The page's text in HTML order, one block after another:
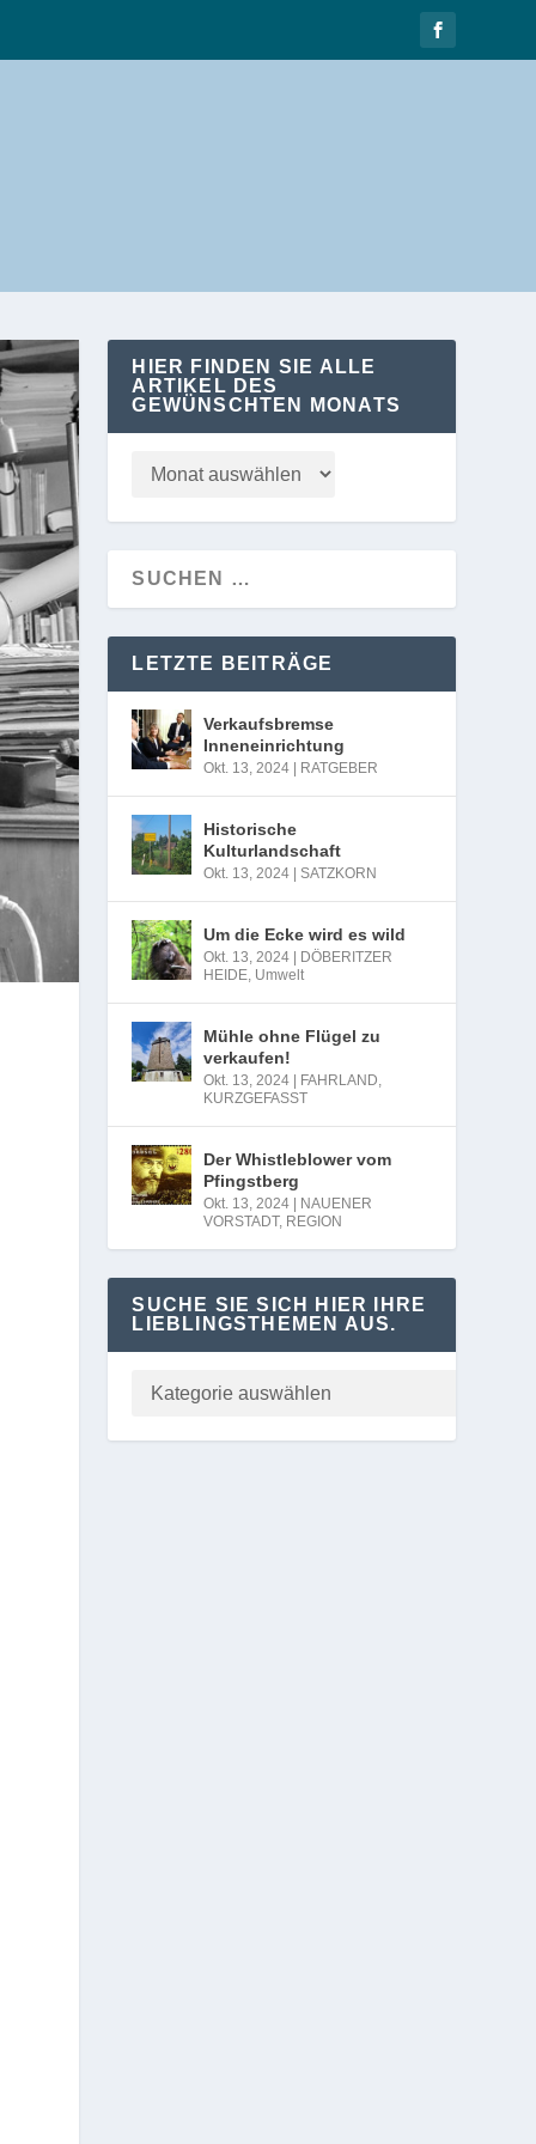
HIER FINDEN SIE ALLE
ARTIKEL DES
GEWÜNSCHTEN MONATS
LETZTE BEITRÄGE
Verkaufsbremse
Inneneinrichtung
Okt. 13, 2024 RATGEBER
Historische
Kulturlandschaft
Okt. 13, 2024 |SATZKORN
Um die Ecke wird es wild
Okt. 13, 2024
DÖBERITZER
HEIDE, Umwelt
Mühle ohne Flügel zu
verkaufen!
Okt. 13, 2024 FAHRLAND,
KURZGEFASST
Der Whistleblower vom
Pfingstberg
Okt. 13, 2024
NAUENER
VORSTADT, REGION
SUCHE SIE SICH HIER IHRE
LIEBLINGSTHEMEN AUS.